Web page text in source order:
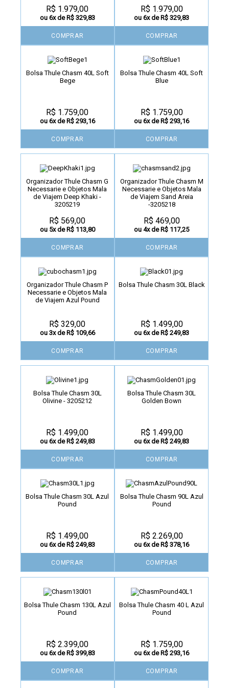
R$ 1.979,00
ou 6x de R$ 329,83
COMPRAR
R$ 1.979,00
ou 6x de R$ 329,83
COMPRAR
Bolsa Thule Chasm 40L Soft
Bege
R$ 1.759,00
ou 6x de R$ 293,16
COMPRAR
Bolsa Thule Chasm 40L Soft
Blue
R$ 1.759,00
ou 6x de R$ 293,16
COMPRAR
Organizador Thule Chasm G
Necessarie e Objetos Mala
de Viajem Deep Khaki -
3205219
R$ 569,00
ou 5x de R$ 113,80
COMPRAR
Organizador Thule Chasm M
Necessarie e Objetos Mala
de Viajem Sand Areia
-3205218
R$ 469,00
ou 4x de R$ 117,25
COMPRAR
Organizador Thule Chasm P
Necessarie e Objetos Mala
de Viajem Azul Pound
R$ 329,00
ou 3x de R$ 109,66
COMPRAR
Bolsa Thule Chasm 30L Black
R$ 1.499,00
ou 6x de R$ 249,83
COMPRAR
Bolsa Thule Chasm 30L
Olivine - 3205212
R$ 1.499,00
ou 6x de R$ 249,83
COMPRAR
Bolsa Thule Chasm 30L
Golden Bown
R$ 1.499,00
ou 6x de R$ 249,83
COMPRAR
Bolsa Thule Chasm 30L Azul
Pound
R$ 1.499,00
ou 6x de R$ 249,83
COMPRAR
Bolsa Thule Chasm 90L Azul
Pound
R$ 2.269,00
ou 6x de R$ 378,16
COMPRAR
Bolsa Thule Chasm 130L Azul
Pound
R$ 2.399,00
ou 6x de R$ 399,83
COMPRAR
Bolsa Thule Chasm 40 L Azul
Pound
R$ 1.759,00
ou 6x de R$ 293,16
COMPRAR